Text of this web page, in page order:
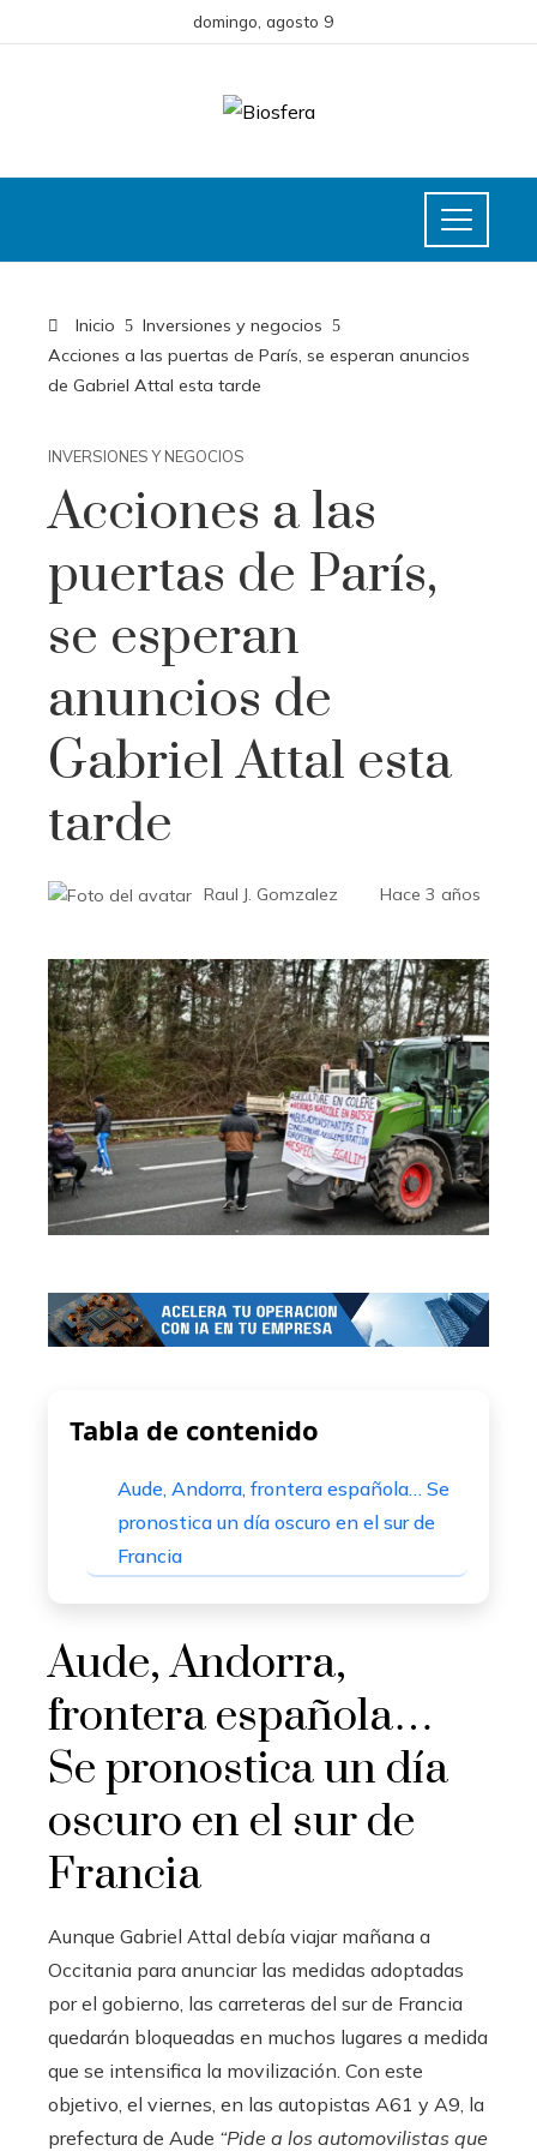
domingo, agosto 9
Inicio
Inversiones y negocios
Acciones a las puertas de París, se esperan anuncios
de Gabriel Attal esta tarde
INVERSIONES Y NEGOCIOS
Acciones a las
puertas de París,
se esperan
anuncios de
Gabriel Attal esta
tarde
Raul J. Gomzalez Hace 3 años
Tabla de contenido
Aude, Andorra, frontera española… Se
pronostica un día oscuro en el sur de
Francia
Aude, Andorra,
frontera española…
Se pronostica un día
oscuro en el sur de
Francia
Aunque Gabriel Attal debía viajar mañana a
Occitania para anunciar las medidas adoptadas
por el gobierno, las carreteras del sur de Francia
quedarán bloqueadas en muchos lugares a medida
que se intensifica la movilización. Con este
objetivo, el viernes, en las autopistas A61 y A9, la
prefectura de Aude “Pide a los automovilistas que